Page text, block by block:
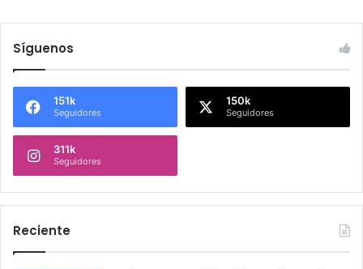
Síguenos
151k
Seguidores
150k
Seguidores
311k
Seguidores
Reciente